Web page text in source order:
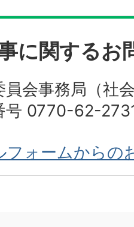
に関するお
員会事務局（社
号 0770-62-
フォームからの